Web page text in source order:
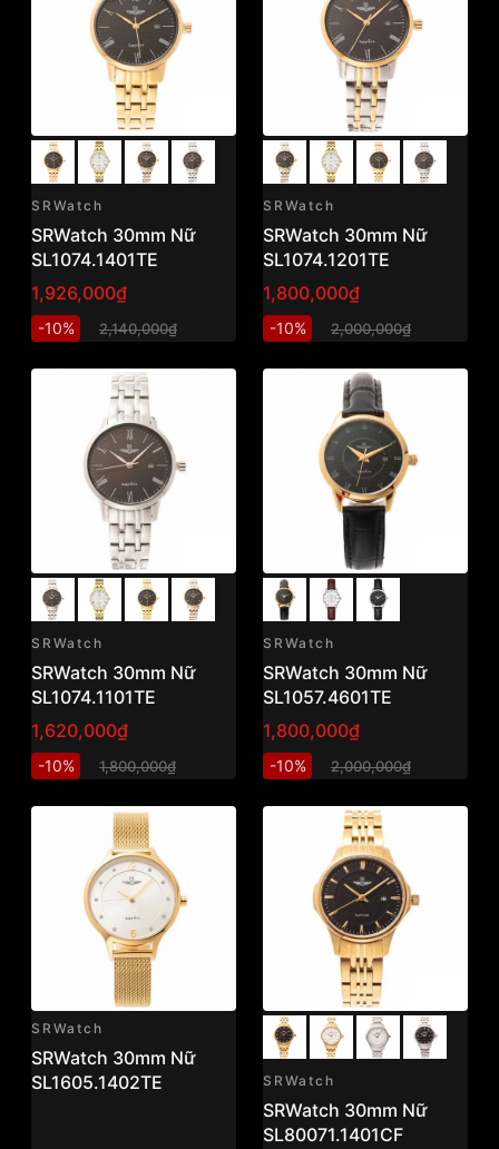
SRWatch
SRWatch 30mm Nữ
SL1074.1401TE
1,926,000₫
-10% 2,140,000₫
SRWatch
SRWatch 30mm Nữ
SL1074.1201TE
1,800,000₫
-10% 2,000,000₫
SRWatch
SRWatch 30mm Nữ
SL1074.1101TE
1,620,000₫
-10% 1,800,000₫
SRWatch
SRWatch 30mm Nữ
SL1057.4601TE
1,800,000₫
-10% 2,000,000₫
SRWatch
SRWatch 30mm Nữ
SL1605.1402TE
SRWatch
SRWatch 30mm Nữ
SL80071.1401CF